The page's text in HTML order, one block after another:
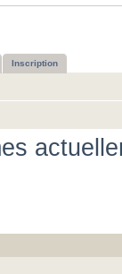
Inscription